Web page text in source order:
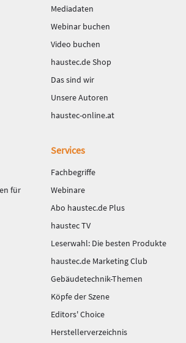
Mediadaten
Webinar buchen
Video buchen
haustec.de Shop
Das sind wir
Unsere Autoren
haustec-online.at
für
Services
Fachbegriffe
Webinare
Abo haustec.de Plus
haustec TV
Leserwahl: Die besten Produkte
haustec.de Marketing Club
Gebäudetechnik-Themen
Köpfe der Szene
Editors' Choice
Herstellerverzeichnis